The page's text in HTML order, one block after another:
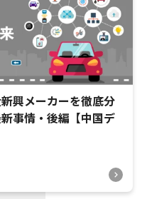
興メーカーを徹底分
事情・後編【中国デ